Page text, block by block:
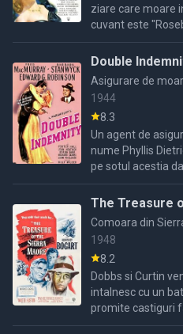
ziare care moare
cuvant este
afle adevarul
Charles in ...
Double
Asigurare de
1944
8.3
Un agent de
nume Phyllis Dietrichson planuiesc sa l omoare
pe sotul acestia dar in asa fel incat sa para un
accident si il pun sa semneze o asigurare pentru
a ...
The Treasure
Comoara din
1948
8.2
Dobbs si Curtin
intalnesc cu un
promite castiguri
cu sfarsit